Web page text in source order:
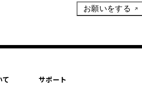
お願いをする
て サポート